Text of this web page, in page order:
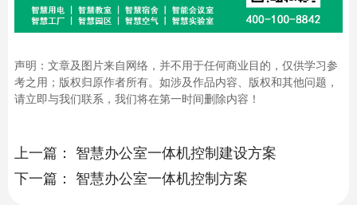
声明：文章及图片来自网络，并不用于任何商业目的，仅供学习参
考之用；版权归原作者所有。如涉及作品内容、版权和其他问题，
请立即与我们联系，我们将在第一时间删除内容！
上一篇： 智慧办公室一体机控制建设方案
下一篇： 智慧办公室一体机控制方案